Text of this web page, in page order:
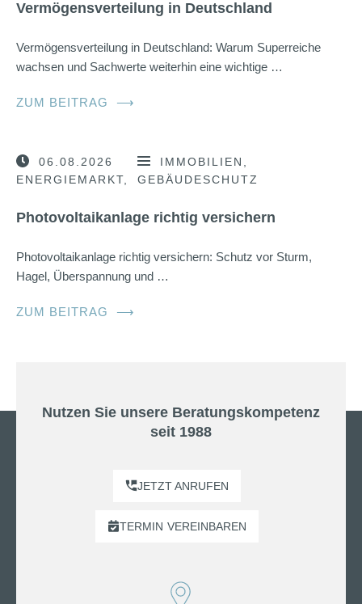
Vermögensverteilung in Deutschland
Vermögensverteilung in Deutschland: Warum Superreiche
wachsen und Sachwerte weiterhin eine wichtige …
ZUM BEITRAG ⟶
06.08.2026
IMMOBILIEN
ENERGIEMARKT
GEBÄUDESCHUTZ
Photovoltaikanlage richtig versichern
Photovoltaikanlage richtig versichern: Schutz vor Sturm,
Hagel, Überspannung und …
ZUM BEITRAG ⟶
Nutzen Sie unsere Beratungskompetenz
seit 1988
JETZT ANRUFEN
TERMIN VEREINBAREN